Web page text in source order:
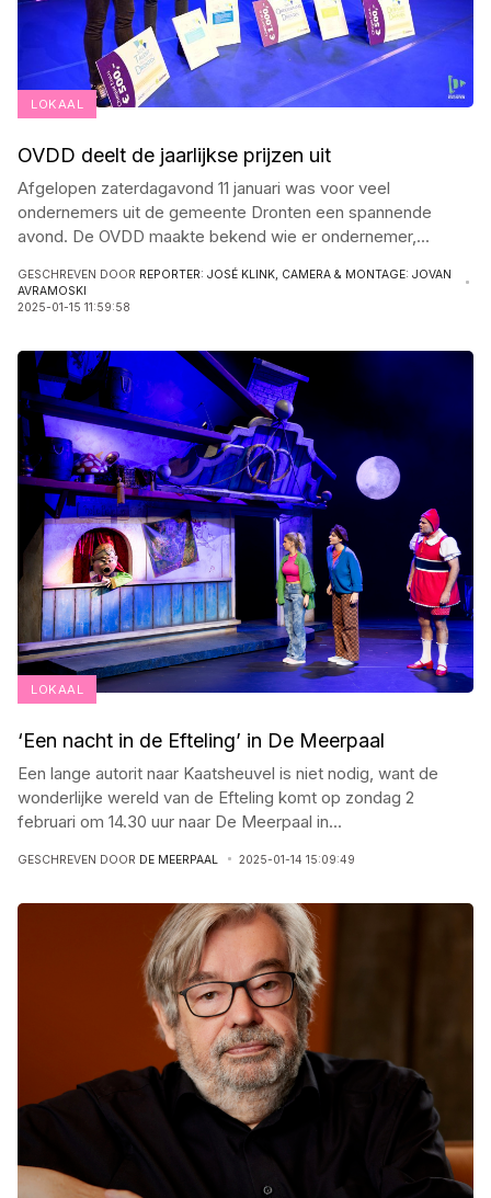
LOKAAL
OVDD deelt de jaarlijkse prijzen uit
Afgelopen zaterdagavond 11 januari was voor veel
ondernemers uit de gemeente Dronten een spannende
avond. De OVDD maakte bekend wie er ondernemer, ...
GESCHREVEN DOOR REPORTER: JOSÉ KLINK, CAMERA & MONTAGE: JOVAN
AVRAMOSKI
2025-01-15 11:59:58
LOKAAL
‘Een nacht in de Efteling’ in De Meerpaal
Een lange autorit naar Kaatsheuvel is niet nodig, want de
wonderlijke wereld van de Efteling komt op zondag 2
februari om 14.30 uur naar De Meerpaal in...
GESCHREVEN DOOR DE MEERPAAL 2025-01-14 15:09:49